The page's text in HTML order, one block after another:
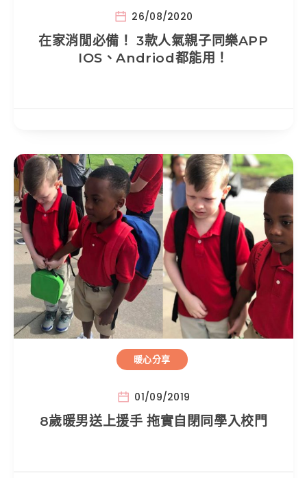
26/08/2020
在家消閒必備！ 3款人氣親子同樂APP
IOS、Andriod都能用！
暖心分享
01/09/2019
8歲暖男送上援手 拖實自閉同學入校門